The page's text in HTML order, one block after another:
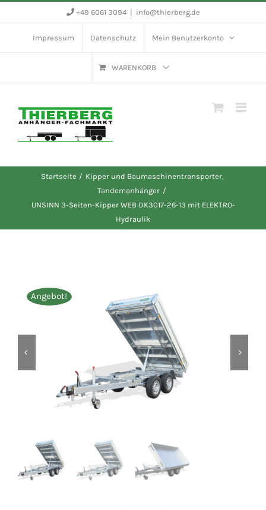
springen
+49 6061 3094 info@thierberg.de
Impressum Datenschutz Mein Benutzerkonto
WARENKORB
Startseite
Kipper und Baumaschinentransporter
Tandemanhänger
UNSINN 3-Seiten-Kipper WEB DK3017-26-13 mit ELEKTRO-
Hydraulik
Angebot!